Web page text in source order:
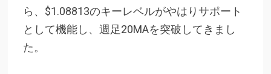
ら、$1.08813のキーレベルがやはりサポート
として機能し、週足20MAを突破してきまし
た。